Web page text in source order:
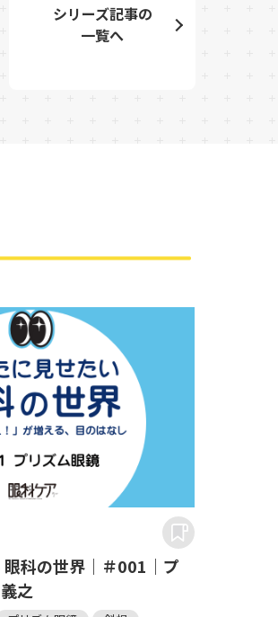
シリーズ記事の
一覧へ
科の世界｜＃001｜プ
之